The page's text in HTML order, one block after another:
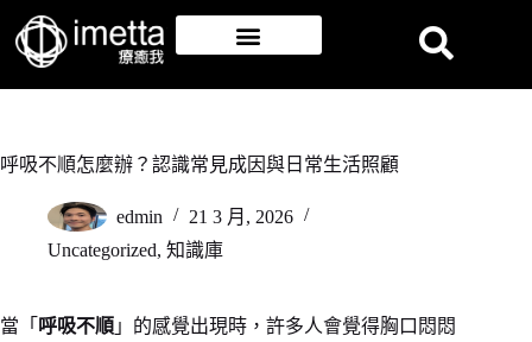
呼吸不順怎麼辦？認識常見成因與日常生活照顧
edmin
21 3 月, 2026
Uncategorized, 知識庫
當「 呼吸不順 」的感覺出現時，許多人會覺得胸口悶悶